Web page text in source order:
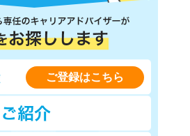
ご登録はこちら